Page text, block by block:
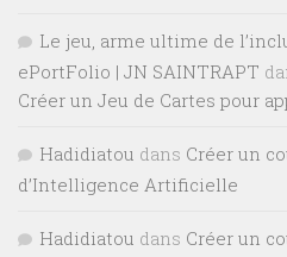
Le jeu, arme ultime de
ePortFolio | JN SAINTRAPT
Créer un Jeu de Cartes pour
Hadidiatou dans Créer un
d’Intelligence Artificielle
Hadidiatou dans Créer un